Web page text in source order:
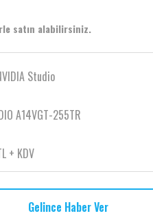
satın alabilirsiniz.
Studio
A14VGT-255TR
+ KDV
Gelince Haber Ver